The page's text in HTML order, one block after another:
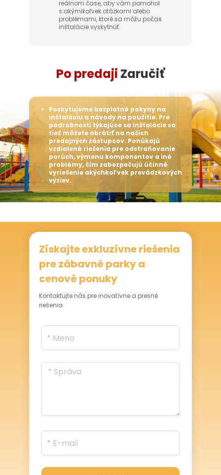
reálnom čase, aby vám pomohol
s akýmikoľvek otázkami alebo
problémami, ktoré sa môžu počas
inštalácie vyskytnúť.
Po predaji Zaručiť
sa
iné
S viac ako 20-ročnou výrobnou
skúsenosťou sú všetky naše výrobky
pred odoslaním z továrne podrobené
prísnejším testom bezpečnosti a
odolnosti voči počasiu, ako aj
viacerým kolom kontrol výkonu, čo
minimalizuje potrebu služieb po
predaji a poskytuje vám istotu pri
vašom nákupe.
Získajte exkluzívne riešenia
pre zábavné parky a
cenové ponuky
Kontaktujte nás pre inovatívne a presné
riešenia.